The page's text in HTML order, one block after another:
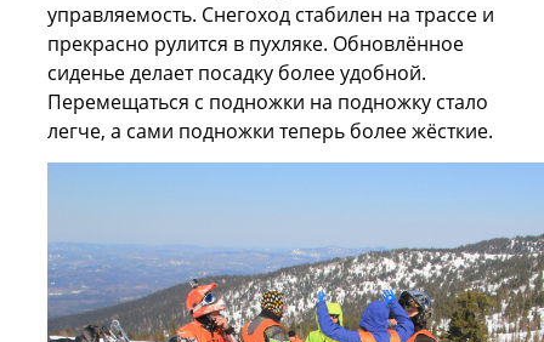
управляемость. Снегоход стабилен на трассе и
прекрасно рулится в пухляке. Обновлённое
сиденье делает посадку более удобной.
Перемещаться с подножки на подножку стало
легче, а сами подножки теперь более жёсткие.